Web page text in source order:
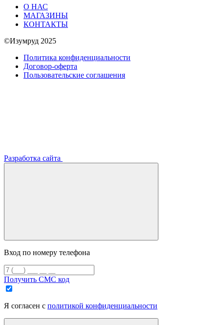
О НАС
МАГАЗИНЫ
КОНТАКТЫ
©Изумруд 2025
Политика конфиденциальности
Договор-оферта
Пользовательские соглашения
Разработка сайта
Вход по номеру телефона
Получить СМС код
Я согласен с политикой конфиденциальности